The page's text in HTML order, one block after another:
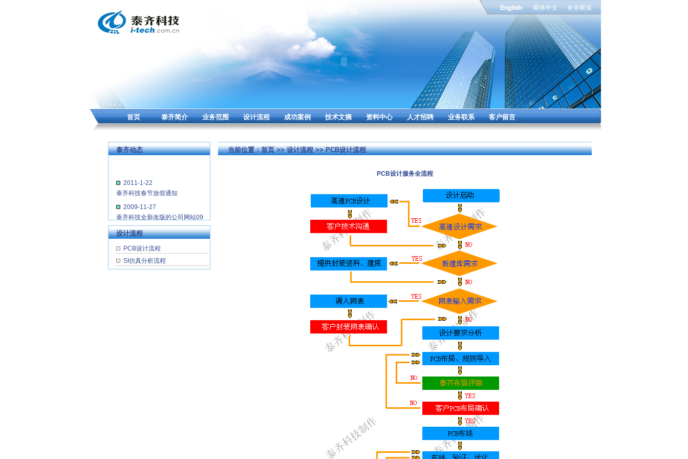
首页 泰齐简介 业务范围 设计流程 成功案例 技术文摘 资料中心 人才招聘 业务联系 客户留言
泰齐动态
2011-1-22
泰齐科技春节放假通知
2009-11-27
泰齐科技全新改版的公司网站09
年12月1日正式启用...
2009-1-19
泰齐科技国庆放假通知
2008-9-16
设计流程
PCB设计流程
SI仿真分析流程
当前位置：首页>> 设计流程 >> PCB设计流程
PCB设计服务全流程